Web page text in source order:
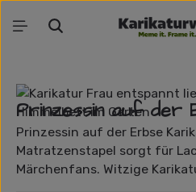
Zum Hauptinhalt springen
Bildergalerie überspringen
Prinzessin auf der
Prinzessin auf der Erbse
Matratzenstapel sorgt für
Märchenfans. Witzige